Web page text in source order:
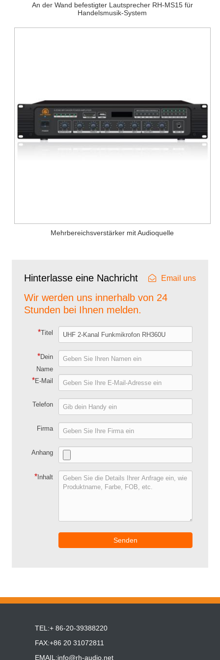
An der Wand befestigter Lautsprecher RH-MS15 für
Handelsmusik-System
Mehrbereichsverstärker mit Audioquelle
Hinterlasse eine Nachricht Email uns
Wir werden uns innerhalb von 24
Stunden bei Ihnen melden.
*Titel
*Dein
Name
*E-Mail
Telefon
Firma
Anhang
*Inhalt
Senden
TEL:+ 86-20-39388220
FAX:+86 20 31072811
EMAIL:info@rh-audio.net